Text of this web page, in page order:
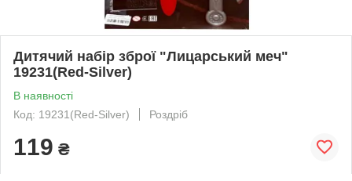
Дитячий набір зброї "Лицарський меч"
19231(Red-Silver)
В наявності
Код: 19231(Red-Silver)
Роздріб
119 ₴